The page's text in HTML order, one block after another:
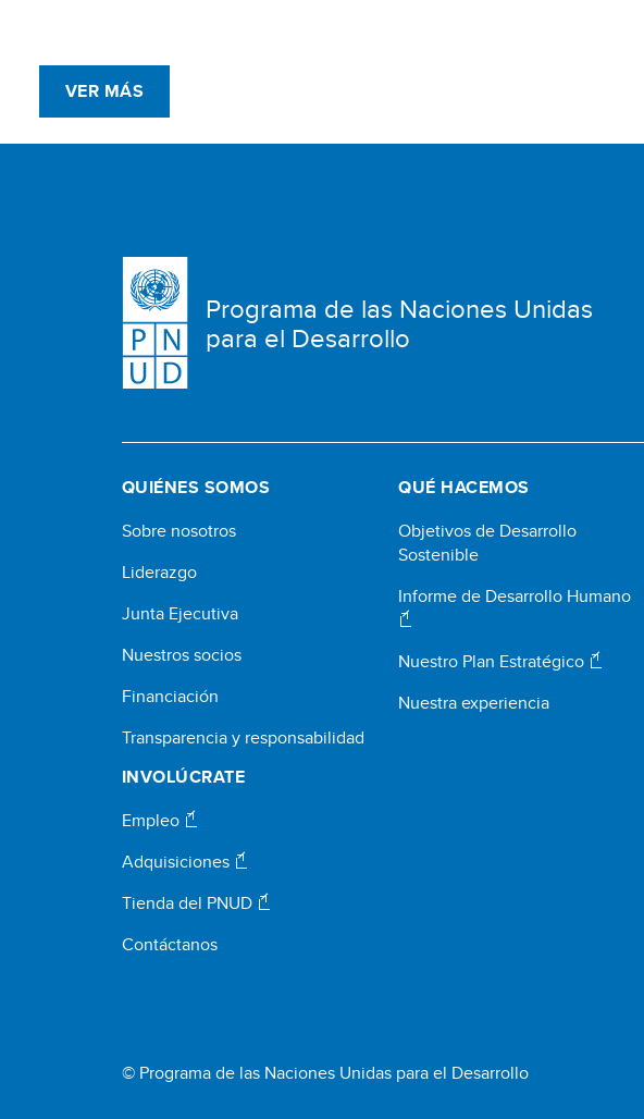
VER MÁS
Programa de las Naciones Unidas
para el Desarrollo
QUIÉNES SOMOS
Sobre nosotros
Liderazgo
Junta Ejecutiva
Nuestros socios
Financiación
Transparencia y responsabilidad
QUÉ HACEMOS
Objetivos de Desarrollo
Sostenible
Informe de Desarrollo Humano
Nuestro Plan Estratégico
Nuestra experiencia
INVOLÚCRATE
Empleo
Adquisiciones
Tienda del PNUD
Contáctanos
© Programa de las Naciones Unidas para el Desarrollo